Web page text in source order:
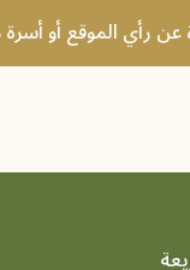
عن رأي الموقع أو